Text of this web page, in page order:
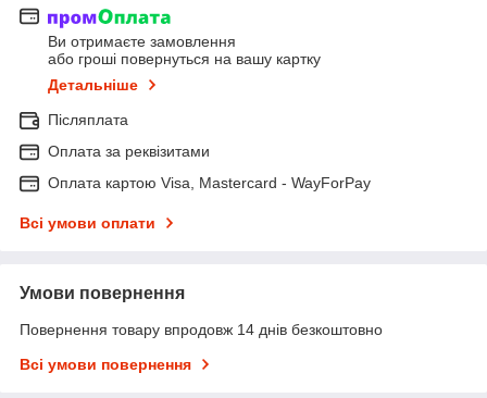
Ви отримаєте замовлення
або гроші повернуться на вашу картку
Детальніше
Післяплата
Оплата за реквізитами
Оплата картою Visa, Mastercard - WayForPay
Всі умови оплати
Умови повернення
Повернення товару впродовж 14 днів безкоштовно
Всі умови повернення